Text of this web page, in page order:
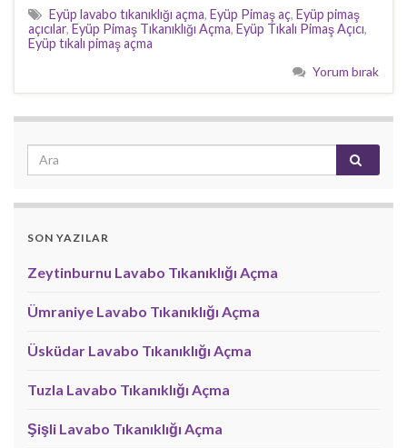
Eyüp lavabo tıkanıklığı açma, Eyüp Pimaş aç, Eyüp pimaş
açıcılar, Eyüp Pimaş Tıkanıklığı Açma, Eyüp Tıkalı Pimaş Açıcı,
Eyüp tıkalı pimaş açma
Yorum bırak
SON YAZILAR
Zeytinburnu Lavabo Tıkanıklığı Açma
Ümraniye Lavabo Tıkanıklığı Açma
Üsküdar Lavabo Tıkanıklığı Açma
Tuzla Lavabo Tıkanıklığı Açma
Şişli Lavabo Tıkanıklığı Açma